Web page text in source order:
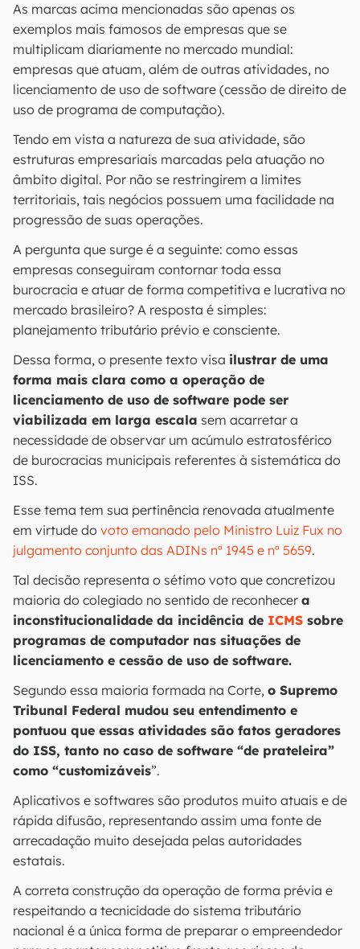
As marcas acima mencionadas são apenas os
exemplos mais famosos de empresas que se
multiplicam diariamente no mercado mundial:
empresas que atuam, além de outras atividades, no
licenciamento de uso de software (cessão de direito de
uso de programa de computação).
Tendo em vista a natureza de sua atividade, são
estruturas empresariais marcadas pela atuação no
âmbito digital. Por não se restringirem a limites
territoriais, tais negócios possuem uma facilidade na
progressão de suas operações.
A pergunta que surge é a seguinte: como essas
empresas conseguiram contornar toda essa
burocracia e atuar de forma competitiva e lucrativa no
mercado brasileiro? A resposta é simples:
planejamento tributário prévio e consciente.
Dessa forma, o presente texto visa ilustrar de uma
forma mais clara como a operação de
licenciamento de uso de software pode ser
viabilizada em larga escala sem acarretar a
necessidade de observar um acúmulo estratosférico
de burocracias municipais referentes à sistemática do
ISS.
Esse tema tem sua pertinência renovada atualmente
em virtude do voto emanado pelo Ministro Luiz Fux no
julgamento conjunto das ADINs nº 1945 e nº 5659.
Tal decisão representa o sétimo voto que concretizou
maioria do colegiado no sentido de reconhecer a
inconstitucionalidade da incidência de ICMS sobre
programas de computador nas situações de
licenciamento e cessão de uso de software.
Segundo essa maioria formada na Corte, o Supremo
Tribunal Federal mudou seu entendimento e
pontuou que essas atividades são fatos geradores
do ISS, tanto no caso de software “de prateleira”
como “customizáveis”.
Aplicativos e softwares são produtos muito atuais e de
rápida difusão, representando assim uma fonte de
arrecadação muito desejada pelas autoridades
estatais.
A correta construção da operação de forma prévia e
respeitando a tecnicidade do sistema tributário
nacional é a única forma de preparar o empreendedor